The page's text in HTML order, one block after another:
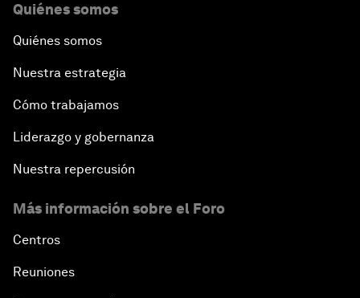
Quiénes somos
Quiénes somos
Nuestra estrategia
Cómo trabajamos
Liderazgo y gobernanza
Nuestra repercusión
Más información sobre el Foro
Centros
Reuniones